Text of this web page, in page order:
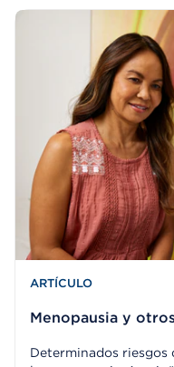
ARTÍCULO
Menopausia y
Determinados riesgos